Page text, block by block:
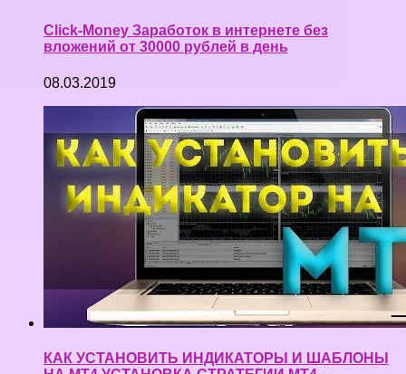
Click-Money Заработок в интернете без
вложений от 30000 рублей в день
08.03.2019
КАК УСТАНОВИТЬ ИНДИКАТОРЫ И ШАБЛОНЫ